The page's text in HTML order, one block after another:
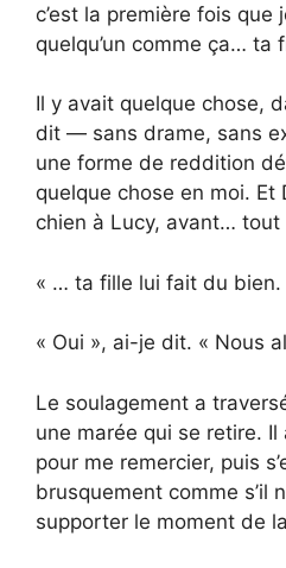
c’est la première fois que
quelqu’un comme ça… ta
Il y avait quelque chose,
dit — sans drame, sans
une forme de reddition
quelque chose en moi. Et
chien à Lucy, avant… tout
« … ta fille lui fait du bien.
« Oui », ai-je dit. « Nous
Le soulagement a
une marée qui se retire.
pour me remercier, puis
brusquement comme s’il
supporter le moment de